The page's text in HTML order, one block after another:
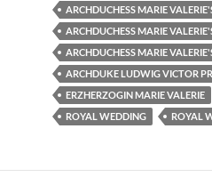
ARCHDUCHESS MARIE
ARCHDUCHESS MARIE
ARCHDUCHESS MARIE
ARCHDUKE LUDWIG VICTOR
ERZHERZOGIN MARIE VALERIE
ROYAL WEDDING
ROYAL